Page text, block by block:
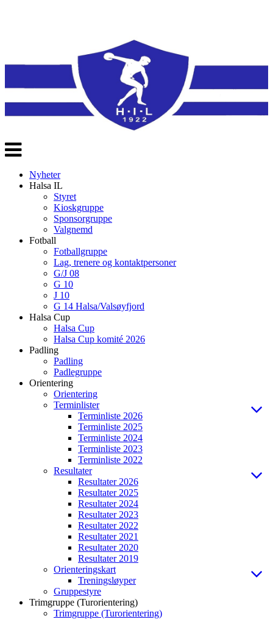
Veksle
navigasjon
Nyheter
Halsa IL
Styret
Kioskgruppe
Sponsorgruppe
Valgnemd
Fotball
Fotballgruppe
Lag, trenere og kontaktpersoner
G/J 08
G 10
J 10
G 14 Halsa/Valsøyfjord
Halsa Cup
Halsa Cup
Halsa Cup komité 2026
Padling
Padling
Padlegruppe
Orientering
Orientering
Terminlister
Terminliste 2026
Terminliste 2025
Terminliste 2024
Terminliste 2023
Terminliste 2022
Resultater
Resultater 2026
Resultater 2025
Resultater 2024
Resultater 2023
Resultater 2022
Resultater 2021
Resultater 2020
Resultater 2019
Orienteringskart
Treningsløyper
Gruppestyre
Trimgruppe (Turorientering)
Trimgruppe (Turorientering)